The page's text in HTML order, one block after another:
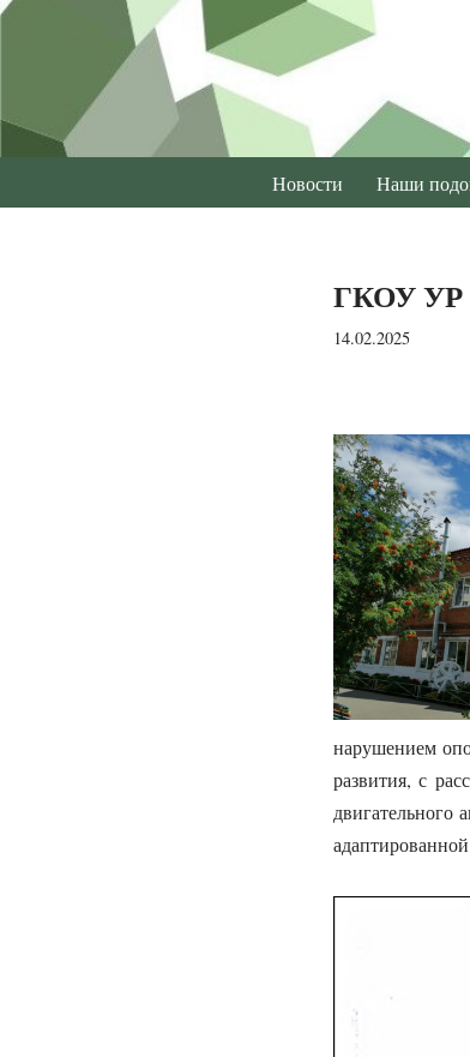
содержимому
Новости Наши
ГКОУ
14.02.2025
нарушением
развития, с